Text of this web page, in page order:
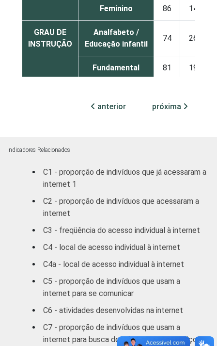
Feminino 86 14
GRAU DE
INSTRUÇÃO
Analfabeto /
Educação infantil
74 26
Fundamental 81 19
ETÁRIA
De 45 a 59 anos 91 9
mais
RENDA
Até 1 SM
2 SM - 3 SM 89 11
anterior próxima
Indicadores Relacionados
C1 - proporção de indivíduos que já acessaram a
internet 1
C2 - proporção de indivíduos que acessaram a
internet
C3 - freqüência do acesso individual à internet
C4 - local de acesso individual à internet
C4a - local de acesso individual à internet
C5 - proporção de indivíduos que usam a
internet para se comunicar
C6 - atividades desenvolvidas na internet
C7 - proporção de indivíduos que usam a
internet para busca de informações e serviços